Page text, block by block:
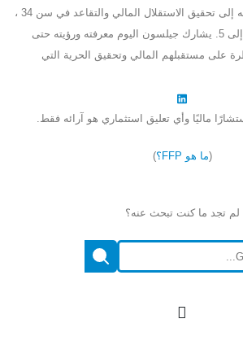
التقاعد المبكر. قادته رحلته إلى تحقيق الاستقلال المالي والتقاعد في سن 34 ،
تاركًا وراءه طاحونة من 9 إلى 5. يشارك جيلسون اليوم معرفته ورؤيته حتى
على مستقبلهم المالي وتحقيق الحرية التي
(ما هو FFP؟ )
لم تجد ما كنت تبحث عنه؟